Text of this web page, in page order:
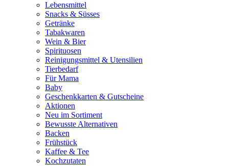
Lebensmittel
Snacks & Süsses
Getränke
Tabakwaren
Wein & Bier
Spirituosen
Reinigungsmittel & Utensilien
Tierbedarf
Für Mama
Baby
Geschenkkarten & Gutscheine
Aktionen
Neu im Sortiment
Bewusste Alternativen
Backen
Frühstück
Kaffee & Tee
Kochzutaten